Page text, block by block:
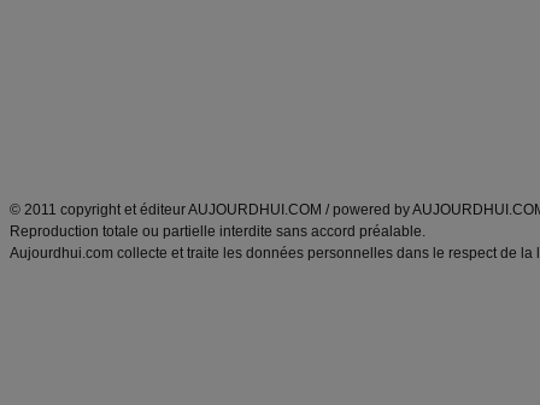
© 2011 copyright et éditeur AUJOURDHUI.COM / powered by
Reproduction totale ou partielle interdite sans accord préalable.
Aujourdhui.com collecte et traite les données personnelles dans le respect de